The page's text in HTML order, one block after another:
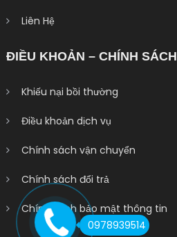
Liên Hệ
ĐIỀU KHOẢN – CHÍNH SÁCH
Khiếu nại bồi thường
Điều khoản dịch vụ
Chính sách vận chuyển
Chính sách đổi trả
Chính sách bảo mật thông tin
0978939514